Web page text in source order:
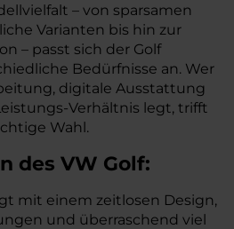
– von sparsamen
Varianten bis hin zur
– passt sich der Golf
Bedürfnisse an. Wer
digitale Ausstattung
Verhältnis legt, trifft
Wahl.
des VW Golf:
mit einem zeitlosen Design,
und überraschend viel